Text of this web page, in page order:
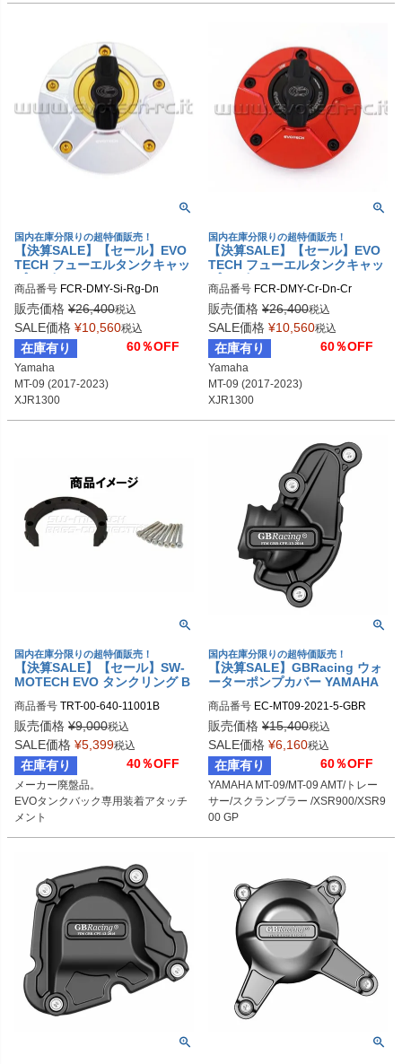
国内在庫分限りの超特価販売！
【決算SALE】【セール】EVO
TECH フューエルタンクキャッ
TA/YAMAHA
商品番号 FCR-DMY-Si-Rg-Dn
販売価格 ¥26,400税込
SALE価格 ¥10,560税込
在庫有り 60％OFF
Yamaha
MT-09 (2017-2023)
XJR1300
国内在庫分限りの超特価販売！
【決算SALE】【セール】EVO
TECH フューエルタンクキャッ
TA/YAMAHA
商品番号 FCR-DMY-Cr-Dn-Cr
販売価格 ¥26,400税込
SALE価格 ¥10,560税込
在庫有り 60％OFF
Yamaha
MT-09 (2017-2023)
XJR1300
国内在庫分限りの超特価販売！
【決算SALE】【セール】SW-
MOTECH EVO タンクリング B
Yamaha 5穴汎用 | TRT.00.640.
11001/B
商品番号 TRT-00-640-11001B
sw_TRT-00-640-11001B
販売価格 ¥9,000税込
SALE価格 ¥5,399税込
在庫有り 40％OFF
メーカー廃盤品。
EVOタンクバック専用装着アタッチ
メント
国内在庫分限りの超特価販売！
【決算SALE】GBRacing ウォ
ーターポンプカバー YAMAHA
スクランブラー /XSR900/XSR9
00 GP
商品番号 EC-MT09-2021-5-GBR
gbr_EC-MT09-2021-5-GBR
販売価格 ¥15,400税込
SALE価格 ¥6,160税込
在庫有り 60％OFF
YAMAHA MT-09/MT-09 AMT/トレー
サー/スクランブラー /XSR900/XSR9
00 GP